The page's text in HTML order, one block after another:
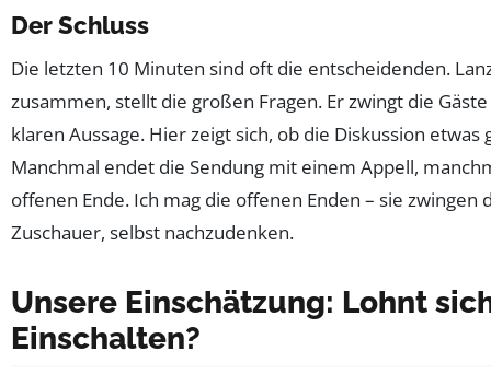
Der Schluss
Die letzten 10 Minuten sind oft die entscheidenden.
zusammen, stellt die großen Fragen. Er zwingt die
klaren Aussage. Hier zeigt sich, ob die Diskussion etwas
Manchmal endet die Sendung mit einem Appell,
offenen Ende. Ich mag die offenen Enden – sie zwingen
Zuschauer, selbst nachzudenken.
Unsere Einschätzung: Lohnt
Einschalten?